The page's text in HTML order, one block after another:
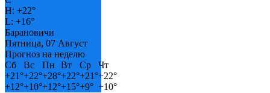
H: +22°
L: +16°
Барановичи
Пятница, 07 Август
Прогноз на неделю
Сб
Вс Пн Вт Ср
Чт
+21°+22°+28°+22°+21°+22°
+12°+10°+12°+15°+9° +10°